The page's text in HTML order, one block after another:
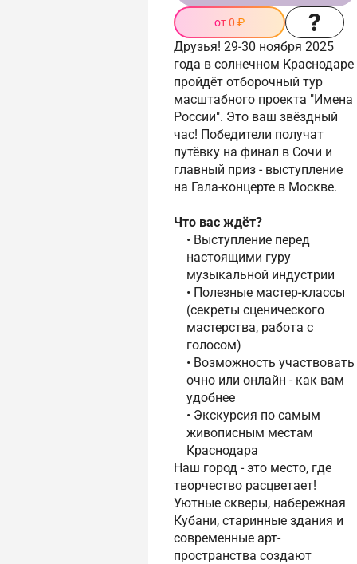
от 0 ₽
Друзья! 29-30 ноября 2025
года в солнечном Краснодаре
пройдёт отборочный тур
масштабного проекта "Имена
России". Это ваш звёздный
час! Победители получат
путёвку на финал в Сочи и
главный приз - выступление
на Гала-концерте в Москве.
Что вас ждёт?
• Выступление перед
настоящими гуру
музыкальной индустрии
• Полезные мастер-классы
(секреты сценического
мастерства, работа с
голосом)
• Возможность участвовать
очно или онлайн - как вам
удобнее
• Экскурсия по самым
живописным местам
Краснодара
Наш город - это место, где
творчество расцветает!
Уютные скверы, набережная
Кубани, старинные здания и
современные арт-
пространства создают